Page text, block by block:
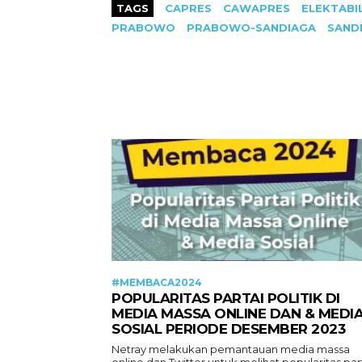
TAGS CAPRES CAWAPRES
PRABOWO
PRABOWO-SANDIAGA
#MEMBACA2024
POPULARITAS PARTAI POLITIK DI
MEDIA MASSA ONLINE DAN &
SOSIAL PERIODE DESEMBER 2023
Netray melakukan pemantauan media massa